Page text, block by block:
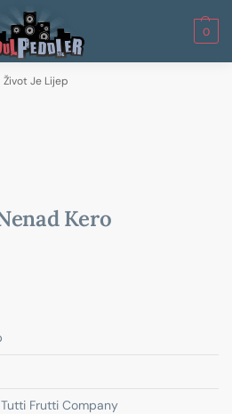
0
Život Je Lijep
Kero
Tutti Frutti Company